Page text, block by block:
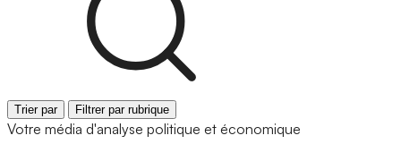
Trier par Filtrer par rubrique
Votre média d'analyse politique et économique